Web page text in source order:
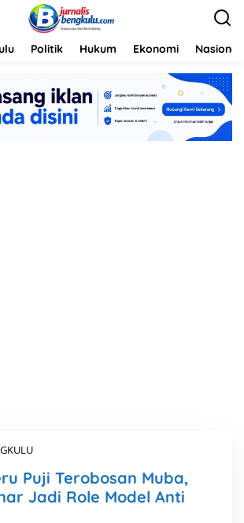
Politik Hukum Ekonomi Nasional
r
m
a
Puji Terobosan Muba,
Jadi Role Model Anti